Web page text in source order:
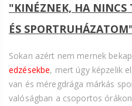
"KINÉZNEK, HA NINCS
ÉS
Sokan azért nem mernek
edzésekbe, mert úgy képzelik
van és méregdrága márkás
valóságban a csoportos órákon